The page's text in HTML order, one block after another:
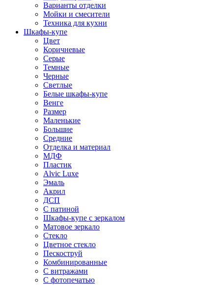
Варианты отделки
Мойки и смесители
Техника для кухни
Шкафы-купе
Цвет
Коричневые
Серые
Темные
Черные
Светлые
Белые шкафы-купе
Венге
Размер
Маленькие
Большие
Средние
Отделка и материал
МДФ
Пластик
Alvic Luxe
Эмаль
Акрил
ДСП
С патиной
Шкафы-купе с зеркалом
Матовое зеркало
Стекло
Цветное стекло
Пескоструй
Комбинированные
С витражами
С фотопечатью